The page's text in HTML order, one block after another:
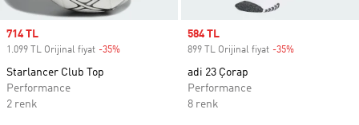
Sale price
714 TL
1.099 TL Orijinal fiyat -35%
Starlancer Club Top
Performance
2 renk
Sale price
584 TL
899 TL Orijinal fiyat -35%
adi 23 Çorap
Performance
8 renk